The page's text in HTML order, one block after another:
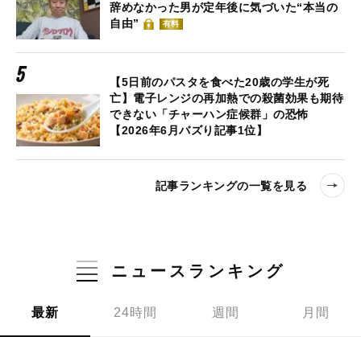
辞めなかった男が定年後に気づいた“本当の
自由”
有料
【5日前のパスタを食べた20歳の学生が死
亡】電子レンジの再加熱での殺菌効果も期待
できない「チャーハン症候群」の恐怖
【2026年6月バズり記事1位】
記事ランキングの一覧を見る
ニュースランキング
最新 24時間 週間 月間